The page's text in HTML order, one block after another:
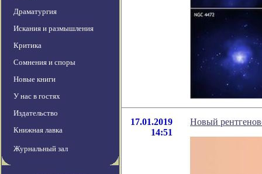
Драматургия
Искания и размышления
Критика
Сомнения и споры
Новые книги
У нас в гостях
Издательство
Книжная лавка
Журнальный зал
17.01.2019
14:51
Новый